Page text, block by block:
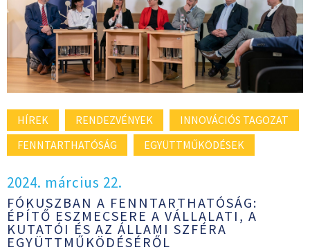
HÍREK RENDEZVÉNYEK
INNOVÁCIÓS TAGOZAT
FENNTARTHATÓSÁG
EGYÜTTMŰKÖDÉSEK
2024. március 22.
FÓKUSZBAN A FENNTARTHATÓSÁG:
ÉPÍTŐ ESZMECSERE A VÁLLALATI, A
KUTATÓI ÉS AZ ÁLLAMI SZFÉRA
EGYÜTTMŰKÖDÉSÉRŐL